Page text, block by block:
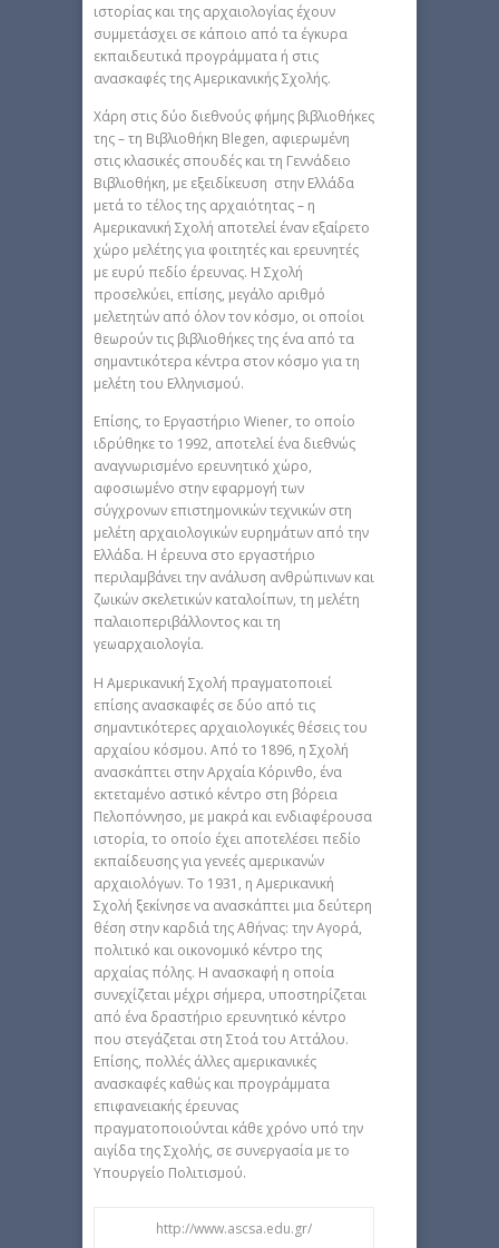
ιστορίας και της αρχαιολογίας έχουν
συμμετάσχει σε κάποιο από τα έγκυρα
εκπαιδευτικά προγράμματα ή στις
ανασκαφές της Αμερικανικής Σχολής.
Χάρη στις δύο διεθνούς φήμης βιβλιοθήκες
της – τη Βιβλιοθήκη Blegen, αφιερωμένη
στις κλασικές σπουδές και τη Γεννάδειο
Βιβλιοθήκη, με εξειδίκευση στην Ελλάδα
μετά το τέλος της αρχαιότητας – η
Αμερικανική Σχολή αποτελεί έναν εξαίρετο
χώρο μελέτης για φοιτητές και ερευνητές
με ευρύ πεδίο έρευνας. Η Σχολή
προσελκύει, επίσης, μεγάλο αριθμό
μελετητών από όλον τον κόσμο, οι οποίοι
θεωρούν τις βιβλιοθήκες της ένα από τα
σημαντικότερα κέντρα στον κόσμο για τη
μελέτη του Ελληνισμού.
Επίσης, το Εργαστήριο Wiener, το οποίο
ιδρύθηκε το 1992, αποτελεί ένα διεθνώς
αναγνωρισμένο ερευνητικό χώρο,
αφοσιωμένο στην εφαρμογή των
σύγχρονων επιστημονικών τεχνικών στη
μελέτη αρχαιολογικών ευρημάτων από την
Ελλάδα. Η έρευνα στο εργαστήριο
περιλαμβάνει την ανάλυση ανθρώπινων και
ζωικών σκελετικών καταλοίπων, τη μελέτη
παλαιοπεριβάλλοντος και τη
γεωαρχαιολογία.
H Αμερικανική Σχολή πραγματοποιεί
επίσης ανασκαφές σε δύο από τις
σημαντικότερες αρχαιολογικές θέσεις του
αρχαίου κόσμου. Από το 1896, η Σχολή
ανασκάπτει στην Αρχαία Κόρινθο, ένα
εκτεταμένο αστικό κέντρο στη βόρεια
Πελοπόννησο, με μακρά και ενδιαφέρουσα
ιστορία, το οποίο έχει αποτελέσει πεδίο
εκπαίδευσης για γενεές αμερικανών
αρχαιολόγων. Το 1931, η Αμερικανική
Σχολή ξεκίνησε να ανασκάπτει μια δεύτερη
θέση στην καρδιά της Αθήνας: την Αγορά,
πολιτικό και οικονομικό κέντρο της
αρχαίας πόλης. Η ανασκαφή η οποία
συνεχίζεται μέχρι σήμερα, υποστηρίζεται
από ένα δραστήριο ερευνητικό κέντρο
που στεγάζεται στη Στοά του Αττάλου.
Επίσης, πολλές άλλες αμερικανικές
ανασκαφές καθώς και προγράμματα
επιφανειακής έρευνας
πραγματοποιούνται κάθε χρόνο υπό την
αιγίδα της Σχολής, σε συνεργασία με το
Υπουργείο Πολιτισμού.
http://www.ascsa.edu.gr/